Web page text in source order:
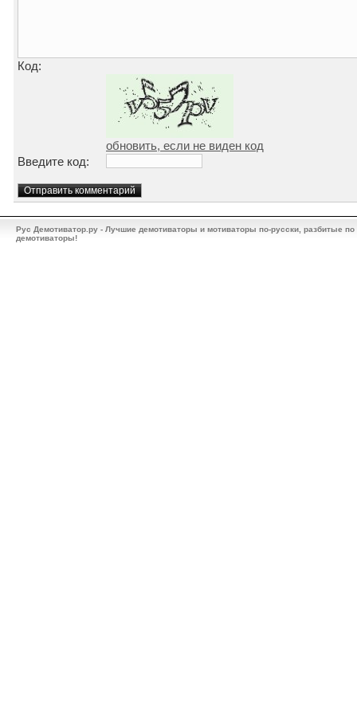
Код:
обновить, если не виден код
Введите код:
Рус Демотиватор.ру - Лучшие демотиваторы и мотиваторы по-русски, разбитые
демотиваторы!